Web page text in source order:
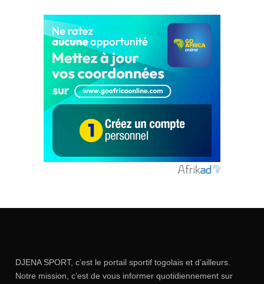
DJENA SPORT, c’est le portail sportif togolais et d’ailleurs.
Notre mission, c’est de vous informer quotidiennement sur